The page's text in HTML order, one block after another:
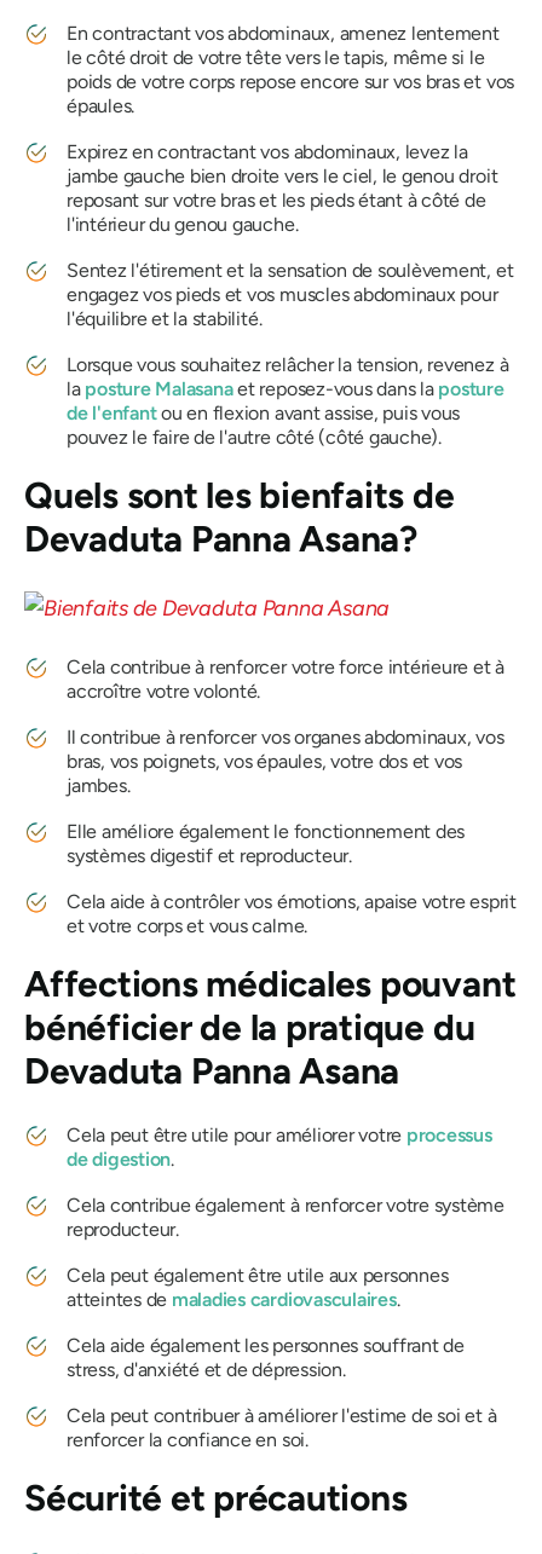
En contractant vos abdominaux, amenez lentement
le côté droit de votre tête vers le tapis, même si le
poids de votre corps repose encore sur vos bras et vos
épaules.
Expirez en contractant vos abdominaux, levez la
jambe gauche bien droite vers le ciel, le genou droit
reposant sur votre bras et les pieds étant à côté de
l'intérieur du genou gauche.
Sentez l'étirement et la sensation de soulèvement, et
engagez vos pieds et vos muscles abdominaux pour
l'équilibre et la stabilité.
Lorsque vous souhaitez relâcher la tension, revenez à
la posture Malasanaet reposez-vous dans la posture
de l'enfantou en flexion avant assise, puis vous
pouvez le faire de l'autre côté (côté gauche).
Quels sont les bienfaits de
Devaduta Panna Asana?
Cela contribue à renforcer votre force intérieure et à
accroître votre volonté.
Il contribue à renforcer vos organes abdominaux, vos
bras, vos poignets, vos épaules, votre dos et vos
jambes.
Elle améliore également le fonctionnement des
systèmes digestif et reproducteur.
Cela aide à contrôler vos émotions, apaise votre esprit
et votre corps et vous calme.
Affections médicales pouvant
bénéficier de la pratique du
Devaduta Panna Asana
Cela peut être utile pour améliorer votre processus
de digestion.
Cela contribue également à renforcer votre système
reproducteur.
Cela peut également être utile aux personnes
atteintes de maladies cardiovasculaires.
Cela aide également les personnes souffrant de
stress, d'anxiété et de dépression.
Cela peut contribuer à améliorer l'estime de soi et à
renforcer la confiance en soi.
Sécurité et précautions